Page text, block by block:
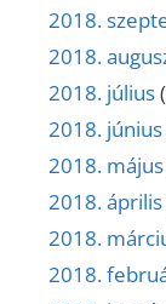
2018.
2018.
2018. július
2018. június
2018. május
2018. április
2018.
2018.